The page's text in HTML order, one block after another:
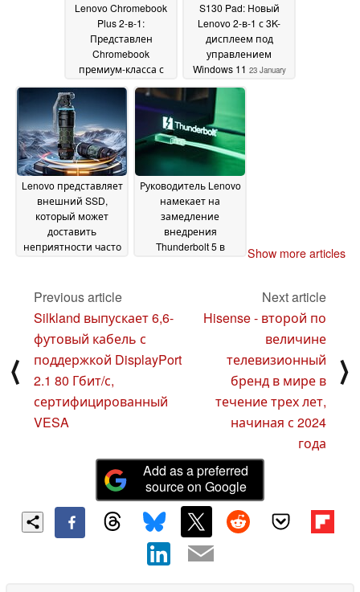
Lenovo Chromebook
Plus 2-в-1:
Представлен
Chromebook
премиум-класса с
процессором Intel
Core 7 и 16 ГБ
памяти 25 January 2025
S130 Pad: Новый
Lenovo 2-в-1 с 3K-
дисплеем под
управлением
Windows 11 23 January
2025
Lenovo представляет
внешний SSD,
который может
доставить
неприятности часто
2025
Руководитель Lenovo
намекает на
замедление
внедрения
Thunderbolt 5 в
Show more articles
⟨
Previous article
Silkland выпускает 6,6-
футовый кабель с
поддержкой DisplayPort
2.1 80 Гбит/с,
сертифицированный
VESA
Next article
Hisense - второй по
величине
телевизионный
бренд в мире в
течение трех лет,
начиная с 2024
года
⟩
Add as a preferred
source on Google